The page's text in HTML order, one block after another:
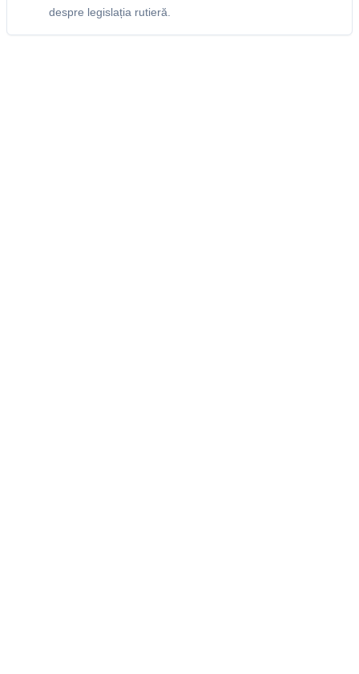
despre legislația rutieră.